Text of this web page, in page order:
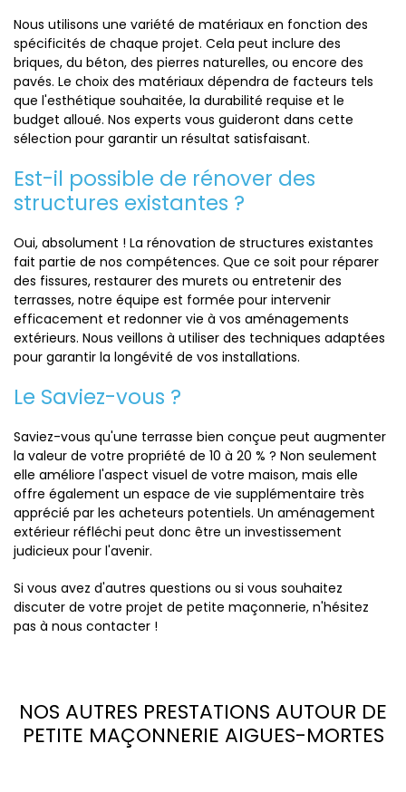
Nous utilisons une variété de matériaux en fonction des
spécificités de chaque projet. Cela peut inclure des
briques, du béton, des pierres naturelles, ou encore des
pavés. Le choix des matériaux dépendra de facteurs tels
que l'esthétique souhaitée, la durabilité requise et le
budget alloué. Nos experts vous guideront dans cette
sélection pour garantir un résultat satisfaisant.
Est-il possible de rénover des
structures existantes ?
Oui, absolument ! La rénovation de structures existantes
fait partie de nos compétences. Que ce soit pour réparer
des fissures, restaurer des murets ou entretenir des
terrasses, notre équipe est formée pour intervenir
efficacement et redonner vie à vos aménagements
extérieurs. Nous veillons à utiliser des techniques adaptées
pour garantir la longévité de vos installations.
Le Saviez-vous ?
Saviez-vous qu'une terrasse bien conçue peut augmenter
la valeur de votre propriété de 10 à 20 % ? Non seulement
elle améliore l'aspect visuel de votre maison, mais elle
offre également un espace de vie supplémentaire très
apprécié par les acheteurs potentiels. Un aménagement
extérieur réfléchi peut donc être un investissement
judicieux pour l'avenir.
Si vous avez d'autres questions ou si vous souhaitez
discuter de votre projet de petite maçonnerie, n'hésitez
pas à nous contacter !
NOS AUTRES PRESTATIONS AUTOUR DE
PETITE MAÇONNERIE AIGUES-MORTES